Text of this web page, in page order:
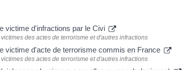
victime d'infractions par le Civi
des actes de terrorisme et d'autres infractions
victime d'acte de terrorisme commis en France
des actes de terrorisme et d'autres infractions